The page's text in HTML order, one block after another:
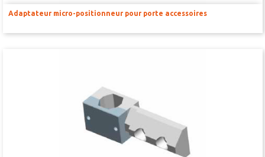
Adaptateur micro-positionneur pour porte accessoires